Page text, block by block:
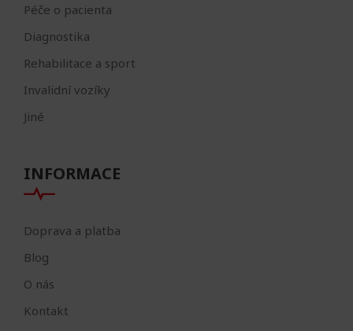
Péče o pacienta
Diagnostika
Rehabilitace a sport
Invalidní vozíky
Jiné
INFORMACE
Doprava a platba
Blog
O nás
Kontakt